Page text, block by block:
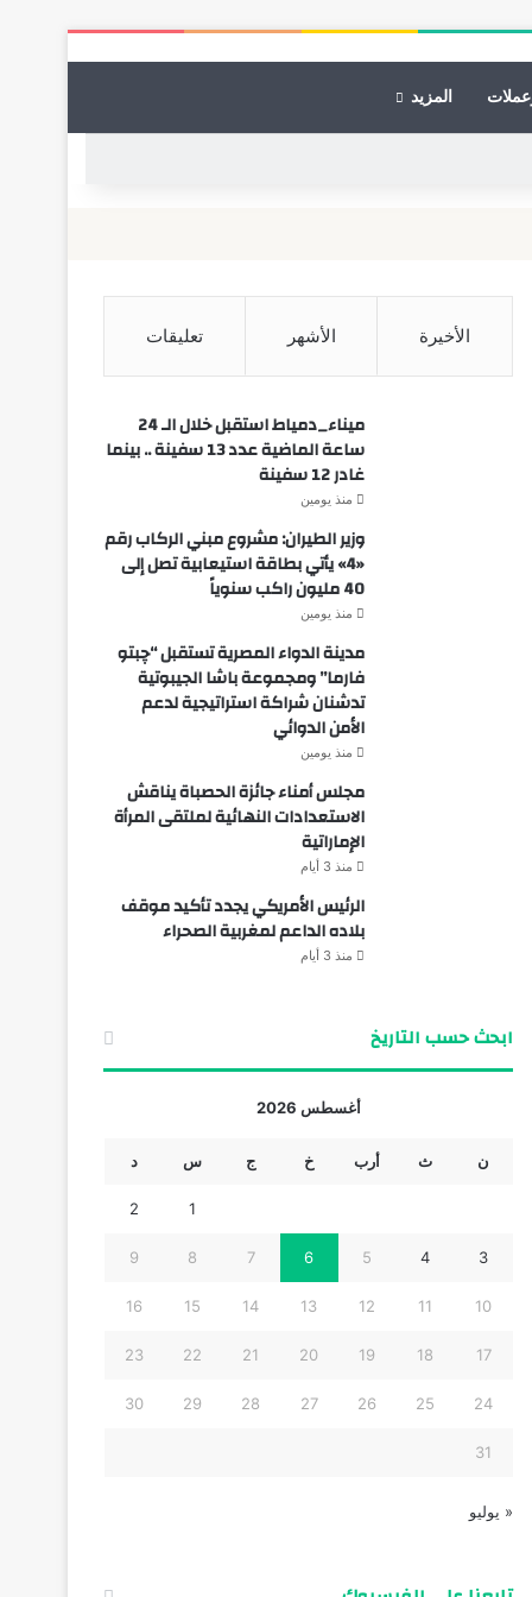
المزيد
الأخيرة الأشهر تعليقات
ميناء_دمياط استقبل خلال الـ 24
ساعة الماضية عدد 13 سفينة .. بينما
غادر 12 سفينة
منذ يومين
وزير الطيران: مشروع مبني الركاب رقم
«4» يأتي بطاقة استيعابية تصل إلى
40 مليون راكب سنوياً
منذ يومين
مدينة الدواء المصرية تستقبل “چبتو
فارما” ومجموعة باشا الجيبوتية
تدشنان شراكة استراتيجية لدعم
الأمن الدوائي
منذ يومين
مجلس أمناء جائزة الحصباة يناقش
الاستعدادات النهائية لملتقى المرأة
الإماراتية
منذ 3 أيام
الرئيس الأمريكي يجدد تأكيد موقف
بلاده الداعم لمغربية الصحراء
منذ 3 أيام
ابحث حسب التاريخ
أغسطس 2026
ن ث أرب خ ج س د
1
2
3
4
5
6
7
8
9
10
11
12
13
14
15
16
17
18
19
20
21
22
23
24
25
26
27
28
29
30
31
« يوليو